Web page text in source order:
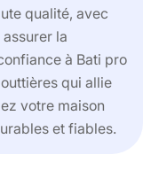
qualité, avec
la
à Bati pro
qui allie
votre maison
et fiables.